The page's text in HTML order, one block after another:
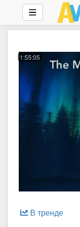
1:55:05
В тренде